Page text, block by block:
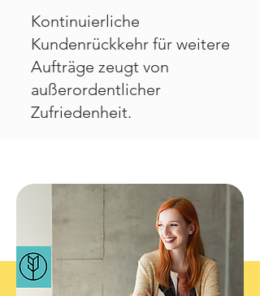
Kontinuierliche
Kundenrückkehr für weitere
Aufträge zeugt von
außerordentlicher
Zufriedenheit.